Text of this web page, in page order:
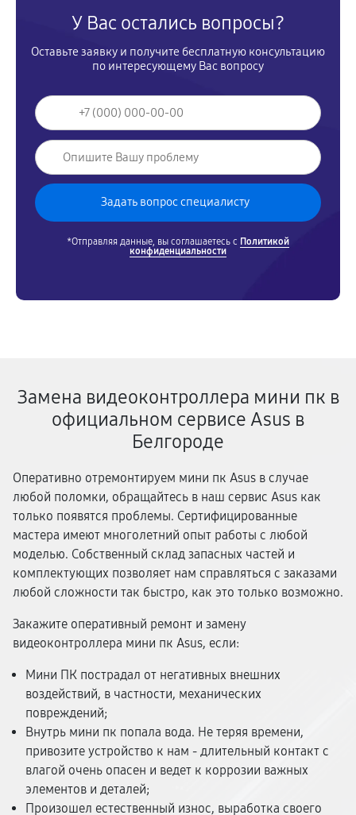
У Вас остались вопросы?
Оставьте заявку и получите бесплатную консультацию
по интересующему Вас вопросу
*Отправляя данные, вы соглашаетесь с Политикой
конфиденциальности
Замена видеоконтроллера мини пк в
официальном сервисе Asus в
Белгороде
Оперативно отремонтируем мини пк Asus в случае
любой поломки, обращайтесь в наш сервис Asus как
только появятся проблемы. Сертифицированные
мастера имеют многолетний опыт работы с любой
моделью. Собственный склад запасных частей и
комплектующих позволяет нам справляться с заказами
любой сложности так быстро, как это только возможно.
Закажите оперативный ремонт и замену
видеоконтроллера мини пк Asus, если:
Мини ПК пострадал от негативных внешних
воздействий, в частности, механических
повреждений;
Внутрь мини пк попала вода. Не теряя времени,
привозите устройство к нам - длительный контакт с
влагой очень опасен и ведет к коррозии важных
элементов и деталей;
Произошел естественный износ, выработка своего